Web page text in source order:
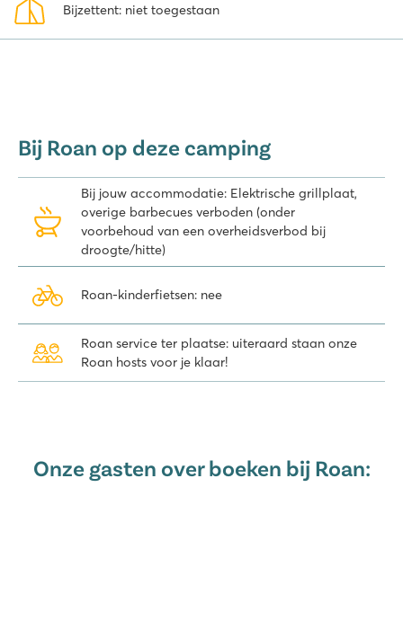
Bijzettent: niet toegestaan
Bij Roan op deze camping
Bij jouw accommodatie: Elektrische grillplaat,
overige barbecues verboden (onder
voorbehoud van een overheidsverbod bij
droogte/hitte)
Roan-kinderfietsen: nee
Roan service ter plaatse: uiteraard staan onze
Roan hosts voor je klaar!
Onze gasten over boeken bij Roan: